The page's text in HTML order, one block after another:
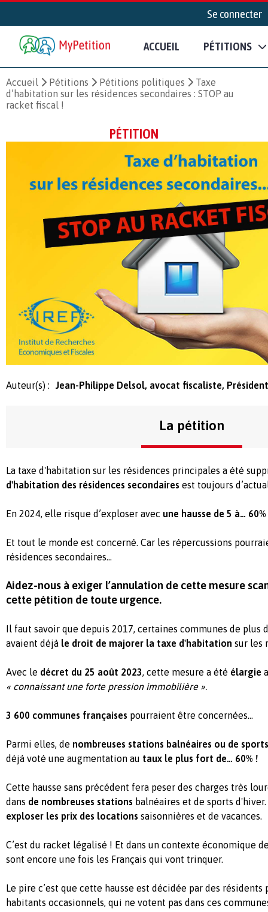
Se connecter
ACCUEIL PÉTITIONS
Accueil Pétitions Pétitions politiques
Taxe
d’habitation sur les résidences secondaires : STOP au
racket fiscal !
PÉTITION
Auteur(s) : Jean-Philippe Delsol, avocat fiscaliste, Président
La pétition
La taxe d'habitation sur les résidences principales a été
d'habitation des résidences secondaires est toujours
En 2024, elle risque d’exploser avec une hausse de 5 à…
Et tout le monde est concerné. Car les répercussions
résidences secondaires...
Aidez-nous à exiger l’annulation de cette mesure
cette pétition de toute urgence.
Il faut savoir que depuis 2017, certaines communes de plus
avaient déjà le droit de majorer la taxe d'habitation sur les
Avec le décret du 25 août 2023, cette mesure a été élargie
« connaissant une forte pression immobilière ».
3 600 communes françaises pourraient être concernées...
Parmi elles, de nombreuses stations balnéaires ou de
déjà voté une augmentation au taux le plus fort de… 60% !
Cette hausse sans précédent fera peser des charges très
dans de nombreuses stations balnéaires et de sports
exploser les prix des locations saisonnières et de vacances.
C’est du racket légalisé ! Et dans un contexte économique
sont encore une fois les Français qui vont trinquer.
Le pire c’est que cette hausse est décidée par des résidents
habitants occasionnels, qui ne votent pas dans ces